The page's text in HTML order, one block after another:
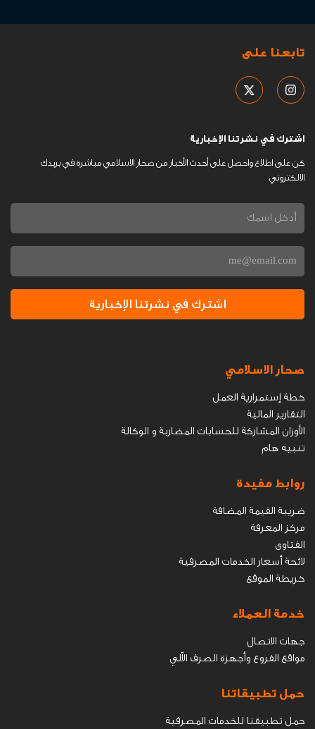
تابعنا على
اشترك في نشرتنا الإخبارية
كن على اطلاع واحصل على أحدث الأخبار من صحار الاسلامي مباشرة في بريدك
الالكتروني
اشترك في نشرتنا الإخبارية
صحار الاسلامي
خطة إستمرارية العمل
التقارير المالية
الأوزان المشاركة للحسابات المضاربة و الوكالة
تنبيه هام
روابط مفيدة
ضريبة القيمة المضافة
مركز المعرفة
الفتاوى
ﻻﺋﺤﺔ أﺳﻌﺎر اﻟﺨﺪﻣﺎت اﻟﻤﺼﺮﻓﯿﺔ
خريطة الموقع
خدمة العملاء
جهات الاتصال
مواقع الفروع وأجهزة الصرف الاّلي
حمل تطبيقاتنا
حمل تطبيقنا للخدمات المصرفية